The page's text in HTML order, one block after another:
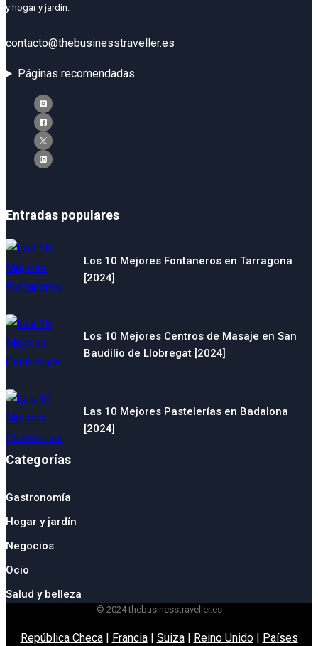
y hogar y jardín.
contacto@thebusinesstraveller.es
Páginas recomendadas
Entradas populares
Los 10 Mejores Fontaneros en Tarragona
[2024]
Los 10 Mejores Centros de Masaje en San
Baudilio de Llobregat [2024]
Las 10 Mejores Pastelerías en Badalona
[2024]
Categorías
Gastronomía
Hogar y jardín
Negocios
Ocio
Salud y belleza
© 2024 thebusinesstraveller.es
República Checa| Francia| Suiza| Reino Unido|
Países